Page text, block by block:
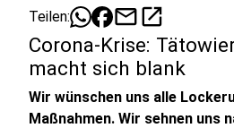
Teilen: mailopen_in_new
Corona-Krise:
macht sich blank
Wir wünschen uns alle
Maßnahmen. Wir sehnen uns